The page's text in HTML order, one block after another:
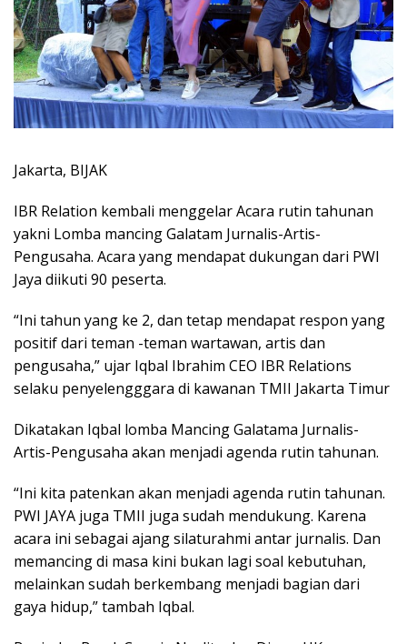
Jakarta, BIJAK
IBR Relation kembali menggelar Acara rutin tahunan
yakni Lomba mancing Galatam Jurnalis-Artis-
Pengusaha. Acara yang mendapat dukungan dari PWI
Jaya diikuti 90 peserta.
“Ini tahun yang ke 2, dan tetap mendapat respon yang
positif dari teman -teman wartawan, artis dan
pengusaha,” ujar Iqbal Ibrahim CEO IBR Relations
selaku penyelengggara di kawanan TMII Jakarta Timur
Dikatakan Iqbal lomba Mancing Galatama Jurnalis-
Artis-Pengusaha akan menjadi agenda rutin tahunan.
“Ini kita patenkan akan menjadi agenda rutin tahunan.
PWI JAYA juga TMII juga sudah mendukung. Karena
acara ini sebagai ajang silaturahmi antar jurnalis. Dan
memancing di masa kini bukan lagi soal kebutuhan,
melainkan sudah berkembang menjadi bagian dari
gaya hidup,” tambah Iqbal.